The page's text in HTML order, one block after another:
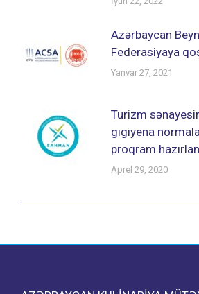
Azərbaycan
Federasiyaya
Yanvar 27, 2021
Turizm
gigiyena
proqram
Aprel 29, 2020